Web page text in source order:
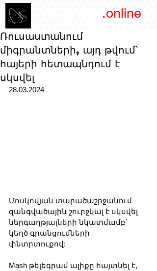
.online
Ռուսաստանում
միգրանտների, այդ թվում՝
հայերի հետապնդում է
սկսվել
28.03.2024
Մոսկովյան տարածաշրջանում
զանգվածային շուրջկալ է սկսվել
ներգաղթյալների նկատմամբ՝
կեղծ գրանցումների
փնտրտուքով:
Mash թելեգրամ ալիքը հայտնել է,